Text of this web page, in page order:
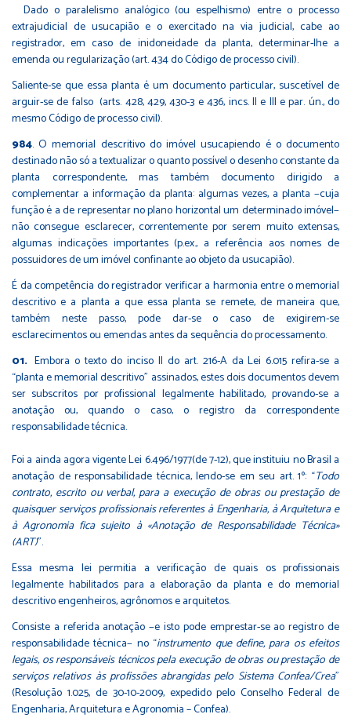
Dado o paralelismo analógico (ou espelhismo) entre o processo
extrajudicial de usucapião e o exercitado na via judicial, cabe ao
registrador, em caso de inidoneidade da planta, determinar-lhe a
emenda ou regularização (art. 434 do Código de processo civil).
Saliente-se que essa planta é um documento particular, suscetível de
arguir-se de falso (arts. 428, 429, 430-3 e 436, incs. II e III e par. ún., do
mesmo Código de processo civil).
984. O memorial descritivo do imóvel usucapiendo é o documento
destinado não só a textualizar o quanto possível o desenho constante da
planta correspondente, mas também documento dirigido a
complementar a informação da planta: algumas vezes, a planta −cuja
função é a de representar no plano horizontal um determinado imóvel−
não consegue esclarecer, correntemente por serem muito extensas,
algumas indicações importantes (p.ex., a referência aos nomes de
possuidores de um imóvel confinante ao objeto da usucapião).
É da competência do registrador verificar a harmonia entre o memorial
descritivo e a planta a que essa planta se remete, de maneira que,
também neste passo, pode dar-se o caso de exigirem-se
esclarecimentos ou emendas antes da sequência do processamento.
Embora o texto do inciso II do art. 216-A da Lei 6.015 refira-se a
“planta e memorial descritivo” assinados, estes dois documentos devem
ser subscritos por profissional legalmente habilitado, provando-se a
anotação ou, quando o caso, o registro da correspondente
responsabilidade técnica.
Foi a ainda agora vigente Lei 6.496/1977(de 7-12), que instituiu no Brasil a
anotação de responsabilidade técnica, lendo-se em seu art. 1º: “Todo
contrato, escrito ou verbal, para a execução de obras ou prestação de
quaisquer serviços profissionais referentes à Engenharia, à Arquitetura e
à Agronomia fica sujeito à «Anotação de Responsabilidade Técnica»
(ART)”.
Essa mesma lei permitia a verificação de quais os profissionais
legalmente habilitados para a elaboração da planta e do memorial
descritivo engenheiros, agrônomos e arquitetos.
Consiste a referida anotação −e isto pode emprestar-se ao registro de
responsabilidade técnica− no “instrumento que define, para os efeitos
legais, os responsáveis técnicos pela execução de obras ou prestação de
serviços relativos às profissões abrangidas pelo Sistema Confea/Crea”
(Resolução 1.025, de 30-10-2009, expedido pelo Conselho Federal de
Engenharia, Arquitetura e Agronomia – Confea).